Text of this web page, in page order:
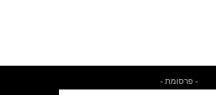
- פרסומת -